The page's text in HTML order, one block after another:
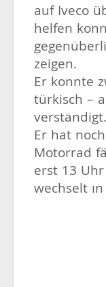
auf Iveco
helfen
zeigen.
Er konnte
türkisch –
Er hat
Motorrad
erst 13
wechselt